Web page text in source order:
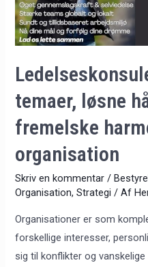
temaer, løsne
fremelske
organisation
Skriv en kommentar /
Organisation,Strategi / Af
Organisationer er som
forskellige interesser,
sig til konflikter og
fremelske
harmoni
i
organisation